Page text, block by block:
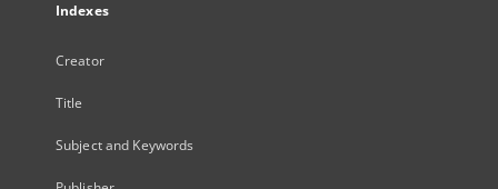
Indexes
Creator
Title
Subject and Keywords